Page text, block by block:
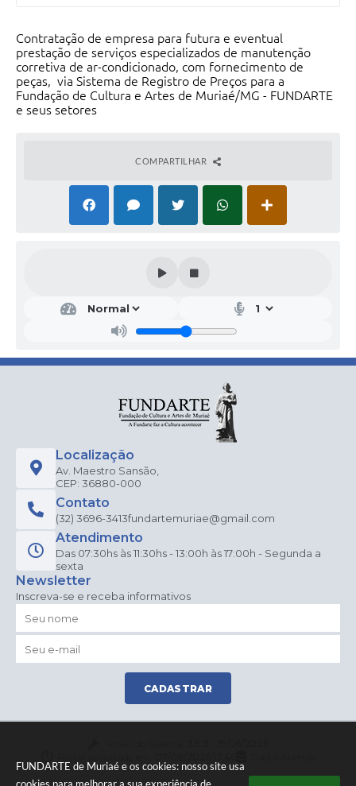
FUNDARTE de Muriaé e os cookies: nosso site usa
Contratação de empresa para futura e eventual
prestação de serviços especializados de manutenção
corretiva de ar-condicionado, com fornecimento de
peças, via Sistema de Registro de Preços para a
Fundação de Cultura e Artes de Muriaé/MG - FUNDARTE
e seus setores
COMPARTILHAR
Localização
Av. Maestro Sansão,
CEP: 36880-000
Contato
(32) 3696-3413fundartemuriae@gmail.com
Atendimento
Das 07:30hs às 11:30hs - 13:00h às 17:00h - Segunda a
sexta
Newsletter
Inscreva-se e receba informativos
CADASTRAR